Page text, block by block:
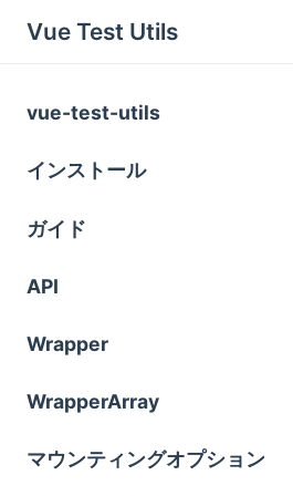
Vue Test Utils
vue-test-utils
インストール
ガイド
API
Wrapper
WrapperArray
マウンティングオプション